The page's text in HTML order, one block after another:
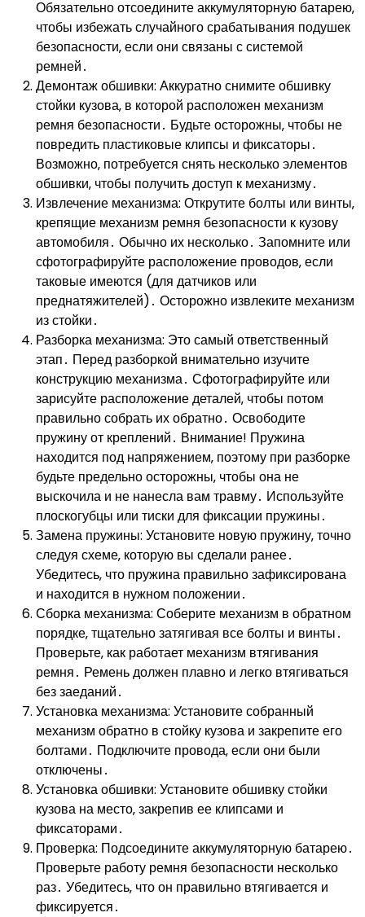
Обязательно отсоедините аккумуляторную батарею‚
чтобы избежать случайного срабатывания подушек
безопасности‚ если они связаны с системой
ремней․
Демонтаж обшивки: Аккуратно снимите обшивку
стойки кузова‚ в которой расположен механизм
ремня безопасности․ Будьте осторожны‚ чтобы не
повредить пластиковые клипсы и фиксаторы․
Возможно‚ потребуется снять несколько элементов
обшивки‚ чтобы получить доступ к механизму․
Извлечение механизма: Открутите болты или винты‚
крепящие механизм ремня безопасности к кузову
автомобиля․ Обычно их несколько․ Запомните или
сфотографируйте расположение проводов‚ если
таковые имеются (для датчиков или
преднатяжителей)․ Осторожно извлеките механизм
из стойки․
Разборка механизма: Это самый ответственный
этап․ Перед разборкой внимательно изучите
конструкцию механизма․ Сфотографируйте или
зарисуйте расположение деталей‚ чтобы потом
правильно собрать их обратно․ Освободите
пружину от креплений․ Внимание! Пружина
находится под напряжением‚ поэтому при разборке
будьте предельно осторожны‚ чтобы она не
выскочила и не нанесла вам травму․ Используйте
плоскогубцы или тиски для фиксации пружины․
Замена пружины: Установите новую пружину‚ точно
следуя схеме‚ которую вы сделали ранее․
Убедитесь‚ что пружина правильно зафиксирована
и находится в нужном положении․
Сборка механизма: Соберите механизм в обратном
порядке‚ тщательно затягивая все болты и винты․
Проверьте‚ как работает механизм втягивания
ремня․ Ремень должен плавно и легко втягиваться
без заеданий․
Установка механизма: Установите собранный
механизм обратно в стойку кузова и закрепите его
болтами․ Подключите провода‚ если они были
отключены․
Установка обшивки: Установите обшивку стойки
кузова на место‚ закрепив ее клипсами и
фиксаторами․
Проверка: Подсоедините аккумуляторную батарею․
Проверьте работу ремня безопасности несколько
раз․ Убедитесь‚ что он правильно втягивается и
фиксируется․